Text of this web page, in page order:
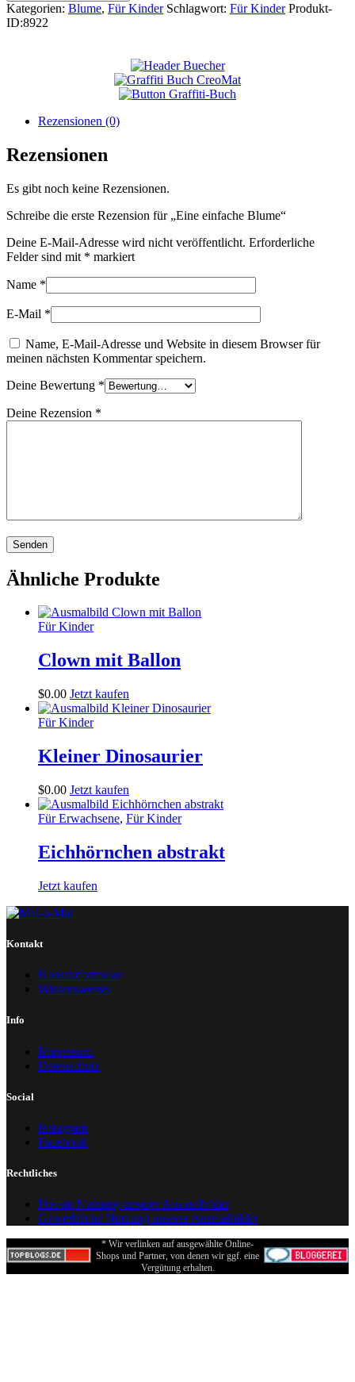
Kategorien: Blume, Für Kinder Schlagwort: Für Kinder Produkt-
ID:8922
Rezensionen (0)
Rezensionen
Es gibt noch keine Rezensionen.
Schreibe die erste Rezension für „Eine einfache Blume“
Deine E-Mail-Adresse wird nicht veröffentlicht. Erforderliche
Felder sind mit * markiert
Name *
E-Mail *
Name, E-Mail-Adresse und Website in diesem Browser für
meinen nächsten Kommentar speichern.
Deine Bewertung *
Deine Rezension *
Ähnliche Produkte
Für Kinder
Clown mit Ballon
$0.00 Jetzt kaufen
Für Kinder
Kleiner Dinosaurier
$0.00 Jetzt kaufen
Für Erwachsene, Für Kinder
Eichhörnchen abstrakt
Jetzt kaufen
Kontakt
Kontaktformular
Wissenswertes
Info
Impressum
Datenschutz
Social
Instagram
Facebook
Rechtliches
Private Nutzung unserer Ausmalbilder
Gewerbliche Nutzung unserer Ausmalbilder
* Wir verlinken auf ausgewählte Online-
Shops und Partner, von denen wir ggf. eine
Vergütung erhalten.